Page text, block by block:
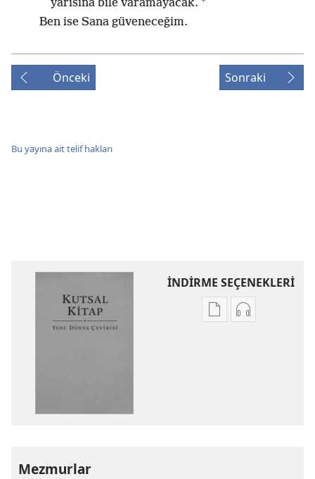
yarısına bile varamayacak.
Ben ise Sana güveneceğim.
Önceki Sonraki
Bu yayına ait telif hakları
İNDİRME SEÇENEKLERİ
Dijital Ses
Mezmurlar